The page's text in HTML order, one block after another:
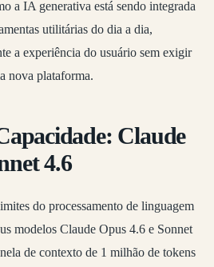
a IA generativa está sendo integrada
utilitárias do dia a dia,
a experiência do usuário sem exigir
nova plataforma.
Claude
4.6
do processamento de linguagem
modelos Claude Opus 4.6 e Sonnet
de contexto de 1 milhão de tokens